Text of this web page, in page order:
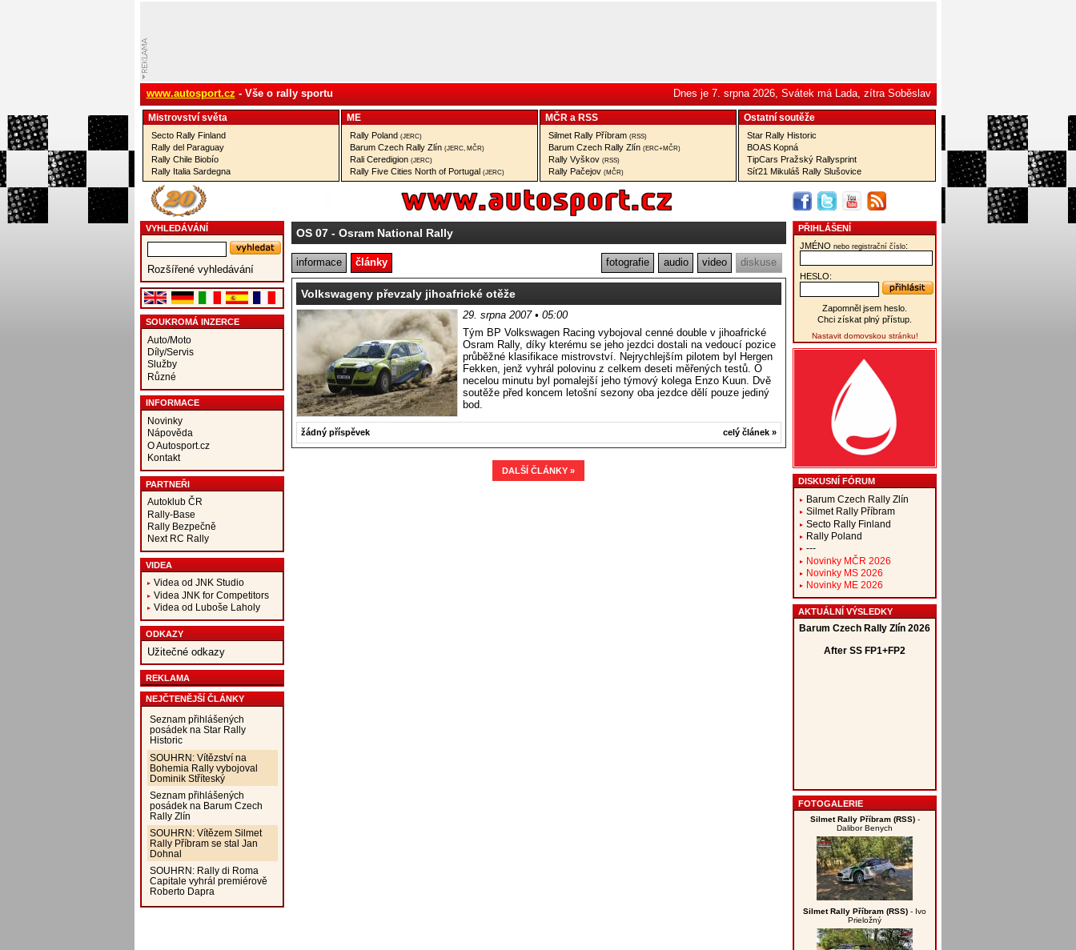
www.autosport.cz - Vše o rally sportu Dnes je 7. srpna 2026, Svátek má Lada, zítra Soběslav
Mistrovství­ světa
Secto Rally Finland
Rally del Paraguay
Rally Chile Biobío
Rally Italia Sardegna
ME
Rally Poland (JERC)
Barum Czech Rally Zlín (JERC, MČR)
Rali Ceredigion (JERC)
Rally Five Cities North of Portugal (JERC)
MČR a RSS
Silmet Rally Příbram (RSS)
Barum Czech Rally Zlín (ERC+MČR)
Rally Vyškov (RSS)
Rally Pačejov (MČR)
Ostatní­ soutěže
Star Rally Historic
BOAS Kopná
TipCars Pražský Rallysprint
Síť21 Mikuláš Rally Slušovice
VYHLEDÁVÁNÍ
Rozšířené vyhledávání
SOUKROMÁ INZERCE
Auto/Moto
Díly/Servis
Služby
Různé
INFORMACE
Novinky
Nápověda
O Autosport.cz
Kontakt
PARTNEŘI
Autoklub ČR
Rally-Base
Rally Bezpečně
Next RC Rally
VIDEA
Videa od JNK Studio
Videa JNK for Competitors
Videa od Luboše Laholy
ODKAZY
Užitečné odkazy
REKLAMA
NEJČTENĚJŠÍ ČLÁNKY
Seznam přihlášených
posádek na Star Rally
Historic
SOUHRN: Vítězství na
Bohemia Rally vybojoval
Dominik Stříteský
Seznam přihlášených
posádek na Barum Czech
Rally Zlín
SOUHRN: Vítězem Silmet
Rally Příbram se stal Jan
Dohnal
SOUHRN: Rally di Roma
Capitale vyhrál premiérově
Roberto Dapra
OS 07- Osram National Rally
informace články fotografie audio video diskuse
Volkswageny převzaly jihoafrické otěže
29. srpna 2007 • 05:00
Tým BP Volkswagen Racing vybojoval cenné double v jihoafrické
Osram Rally, díky kterému se jeho jezdci dostali na vedoucí pozice
průběžné klasifikace mistrovství. Nejrychlejším pilotem byl Hergen
Fekken, jenž vyhrál polovinu z celkem deseti měřených testů. O
necelou minutu byl pomalejší jeho týmový kolega Enzo Kuun. Dvě
soutěže před koncem letošní sezony oba jezdce dělí pouze jediný
bod.
žádný příspěvek celý článek »
DALŠÍ ČLÁNKY »
PŘIHLÁŠENÍ
JMÉNO nebo registrační číslo:
HESLO:
Zapomněl jsem heslo.
Chci získat plný přístup.
Nastavit domovskou stránku!
DISKUSNÍ FÓRUM
Barum Czech Rally Zlín
Silmet Rally Příbram
Secto Rally Finland
Rally Poland
---
Novinky MČR 2026
Novinky MS 2026
Novinky ME 2026
AKTUÁLNÍ VÝSLEDKY
FOTOGALERIE
Silmet Rally Příbram (RSS)-
Dalibor Benych
Silmet Rally Příbram (RSS) - Ivo
Prieložný